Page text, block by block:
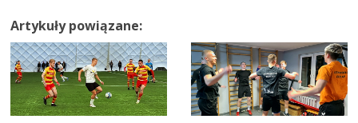
Artykuły powiązane: